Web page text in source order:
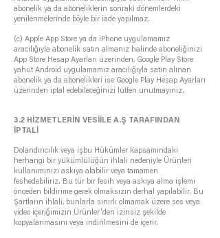
abonelik ya da aboneliklerin sonraki dönemlerdeki
yenilenmelerinde böyle bir iade yapılmaz.
(c) Apple App Store ya da iPhone uygulamamız
aracılığıyla abonelik satın almanız halinde aboneliğinizi
App Store Hesap Ayarları üzerinden, Google Play Store
yahut Android uygulamamız aracılığıyla satın alınan
abonelik ya da abonelikleri ise Google Play Hesap Ayarları
üzerinden iptal edebileceğinizi lütfen unutmayınız.
3.2 HİZMETLERİN VESİİLE A.Ş TARAFINDAN
İPTALİ
Dolandırıcılık veya işbu Hükümler kapsamındaki
herhangi bir yükümlülüğün ihlali nedeniyle Ürünleri
kullanımınızı askıya alabilir veya tamamen
feshedebiliriz. Bu tür bir fesih veya askıya alma işlemi
önceden bildirime gerek olmaksızın derhal yapılabilir. Bu
Şartların ihlali, bunlarla sınırlı olmamak üzere ses veya
video içeriğimizin Ürünler'den izinsiz şekilde
kopyalanmasını veya indirilmesini de içerir.